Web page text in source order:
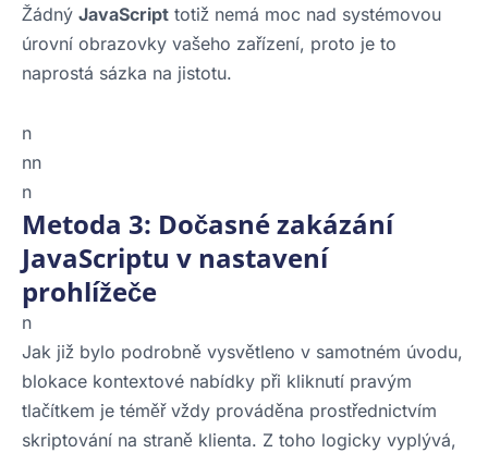
Žádný JavaScript totiž nemá moc nad systémovou
úrovní obrazovky vašeho zařízení, proto je to
naprostá sázka na jistotu.
n
nn
n
Metoda 3: Dočasné zakázání
JavaScriptu v nastavení
prohlížeče
n
Jak již bylo podrobně vysvětleno v samotném úvodu,
blokace kontextové nabídky při kliknutí pravým
tlačítkem je téměř vždy prováděna prostřednictvím
skriptování na straně klienta. Z toho logicky vyplývá,